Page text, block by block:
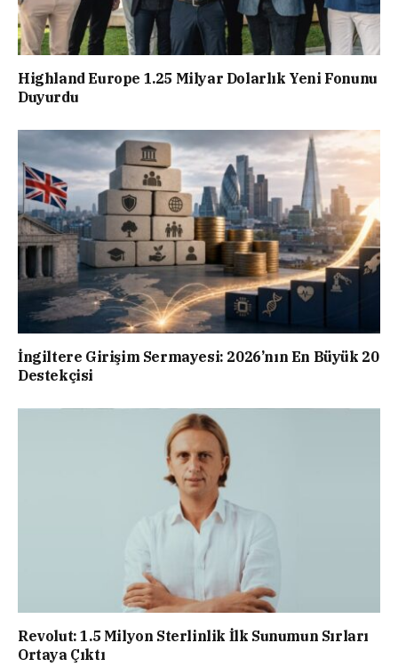
Highland Europe 1.25 Milyar Dolarlık Yeni Fonunu
Duyurdu
İngiltere Girişim Sermayesi: 2026’nın En Büyük 20
Destekçisi
Revolut: 1.5 Milyon Sterlinlik İlk Sunumun Sırları
Ortaya Çıktı